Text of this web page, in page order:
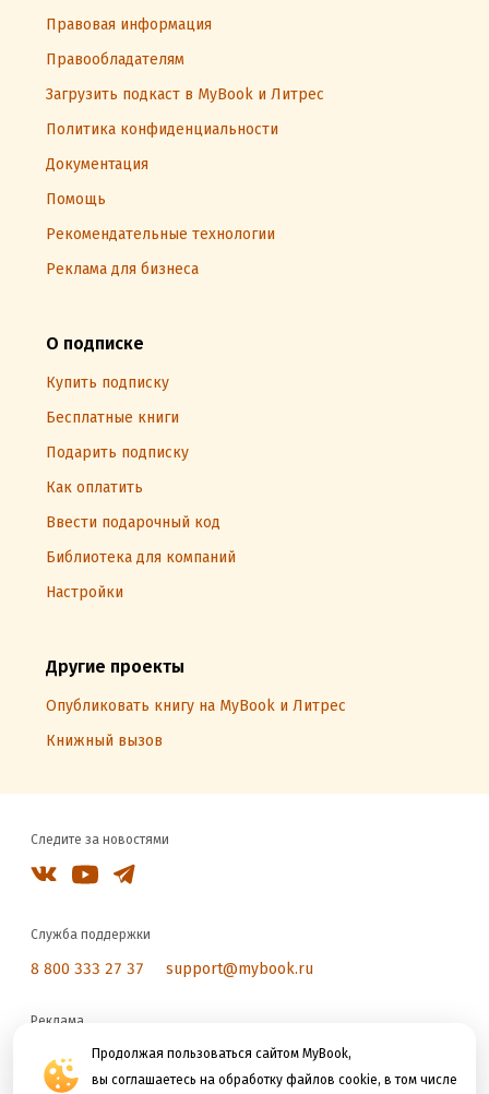
Продолжая пользоваться сайтом MyBook,
вы соглашаетесь на обработку файлов cookie, в том числе
Правовая информация
Правообладателям
Загрузить подкаст в MyBook и Литрес
Политика конфиденциальности
Документация
Помощь
Рекомендательные технологии
Реклама для бизнеса
О подписке
Купить подписку
Бесплатные книги
Подарить подписку
Как оплатить
Ввести подарочный код
Библиотека для компаний
Настройки
Другие проекты
Опубликовать книгу на MyBook и Литрес
Книжный вызов
Следите за новостями
Служба поддержки
8 800 333 27 37 support@mybook.ru
Реклама
reklama@litres.ru